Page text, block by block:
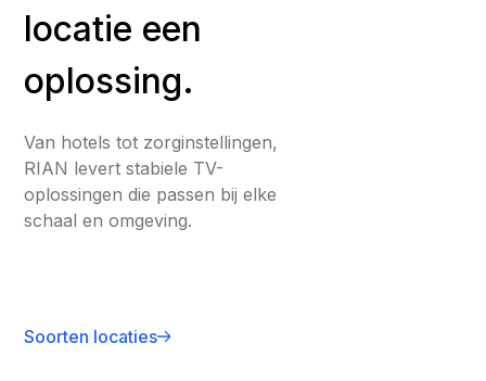
locatie een
oplossing.
Van hotels tot zorginstellingen,
RIAN levert stabiele TV-
oplossingen die passen bij elke
schaal en omgeving.
Soorten locaties